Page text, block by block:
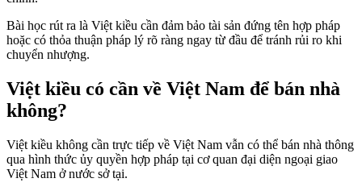
Bài học rút ra là Việt kiều cần đảm bảo tài sản đứng tên hợp pháp
hoặc có thỏa thuận pháp lý rõ ràng ngay từ đầu để tránh rủi ro khi
chuyển nhượng.
Việt kiều có cần về Việt Nam để bán nhà
không?
Việt kiều không cần trực tiếp về Việt Nam vẫn có thể bán nhà thông
qua hình thức ủy quyền hợp pháp tại cơ quan đại diện ngoại giao
Việt Nam ở nước sở tại.